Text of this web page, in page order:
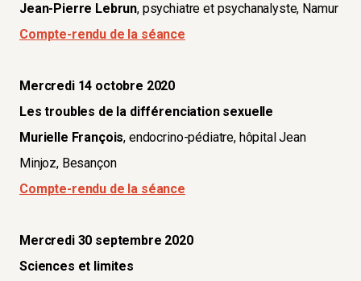
Jean-Pierre Lebrun, psychiatre et psychanalyste, Namur
Compte-rendu de la séance
Mercredi 14 octobre 2020
Les troubles de la différenciation sexuelle
Murielle François, endocrino-pédiatre, hôpital Jean
Minjoz, Besançon
Compte-rendu de la séance
Mercredi 30 septembre 2020
Sciences et limites